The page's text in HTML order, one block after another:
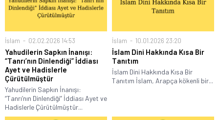
İslam 02.02.2026 14:53
Yahudilerin Sapkın İnanışı:
“Tanrı’nın Dinlendiği” İddiası
Ayet ve Hadislerle
Çürütülmüştür
Yahudilerin Sapkın İnanışı:
“Tanrı’nın Dinlendiği” İddiası Ayet ve
Hadislerle Çürütülmüştür...
İslam 10.01.2026 23:20
İslam Dini Hakkında Kısa Bir
Tanıtım
İslam Dini Hakkında Kısa Bir
Tanıtım İslam, Arapça kökenli bir...